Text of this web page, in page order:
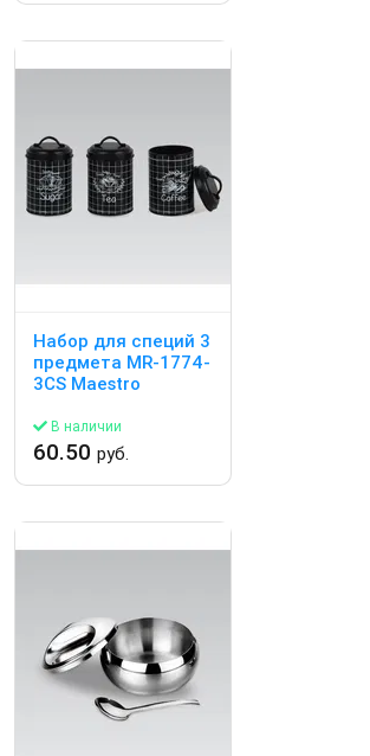
Набор для специй 3
предмета MR-1774-
3CS Maestro
В наличии
60.50руб.